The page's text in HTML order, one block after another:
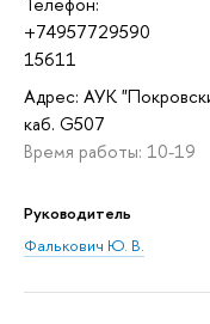
+74957729590
15611
Адрес: АУК
каб. G507
Время работы: 10-19
Руководитель
Фалькович Ю. В.